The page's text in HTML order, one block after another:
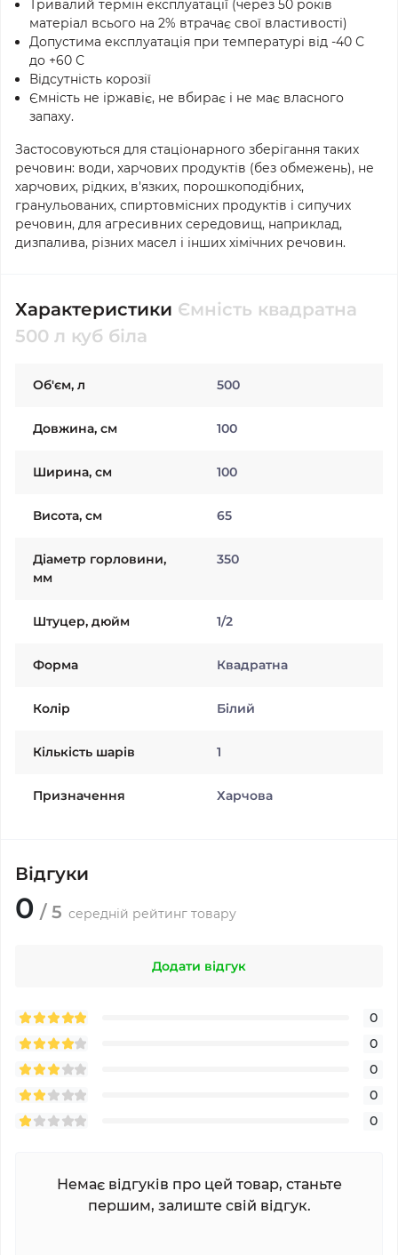
Тривалий термін експлуатації (через 50 років
матеріал всього на 2% втрачає свої властивості)
Допустима експлуатація при температурі від -40 С
до +60 С
Відсутність корозії
Ємність не іржавіє, не вбирає і не має власного
запаху.
Застосовуються для стаціонарного зберігання таких
речовин: води, харчових продуктів (без обмежень), не
харчових, рідких, в'язких, порошкоподібних,
гранульованих, спиртовмісних продуктів і сипучих
речовин, для агресивних середовищ, наприклад,
дизпалива, різних масел і інших хімічних речовин.
Характеристики Ємність квадратна
500 л куб біла
Об'єм, л 500
Довжина, см 100
Ширина, см 100
Висота, см 65
Діаметр горловини,
мм
350
Штуцер, дюйм 1/2
Форма Квадратна
Колiр Білий
Кількість шарів 1
Призначення Харчова
Відгуки
0 / 5 середній рейтинг товару
Додати відгук
0
0
0
0
0
Немає відгуків про цей товар, станьте
першим, залиште свій відгук.